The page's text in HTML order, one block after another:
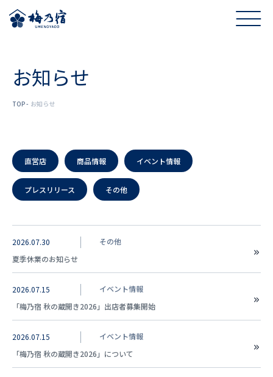
お知らせ
TOP お知らせ
直営店 商品情報 イベント情報
プレスリリース その他
2026.07.30
その他
夏季休業のお知らせ
2026.07.15
イベント情報
「梅乃宿 秋の蔵開き2026」出店者募集開始
2026.07.15
イベント情報
「梅乃宿 秋の蔵開き2026」について